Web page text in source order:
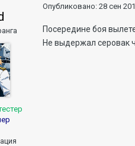
Опубликовано:28 сен
Посередине боя
Не выдержал серовак